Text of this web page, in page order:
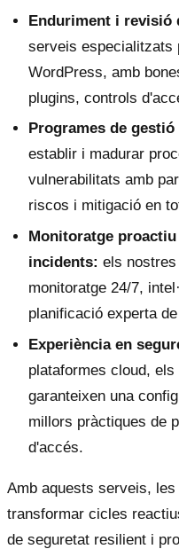
Enduriment i revisió
serveis especialitzats
WordPress, amb
plugins, controls
Programes de
establir i madurar
vulnerabilitats amb
riscos i mitigació en
Monitoratge
incidents: els
monitoratge 24/7,
planificació experta
Experiència en
plataformes cloud,
garanteixen una
millors pràctiques de
d'accés.
Amb aquests serveis,
transformar cicles
de seguretat resilient i